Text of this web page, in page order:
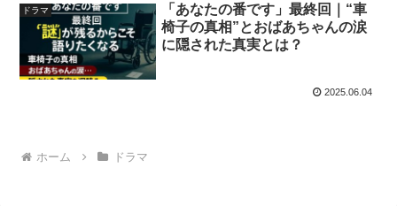
ドラマ
「あなたの番です」最終回｜“車
椅子の真相”とおばあちゃんの涙
に隠された真実とは？
2025.06.04
ホーム ドラマ